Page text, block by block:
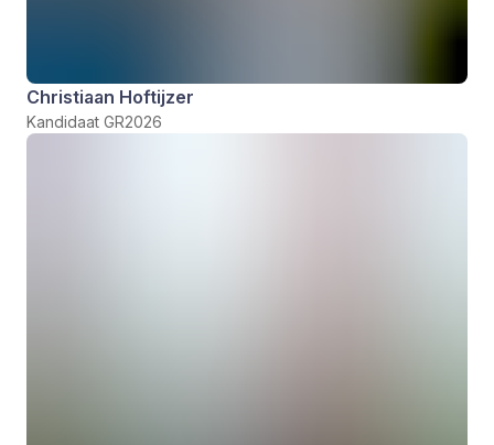
Christiaan Hoftijzer
Kandidaat GR2026